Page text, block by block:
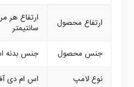
ارتفاع محصول
سانتیمتر
جنس محصول
جنس بدنه
نوع لامپ
اس ام دی